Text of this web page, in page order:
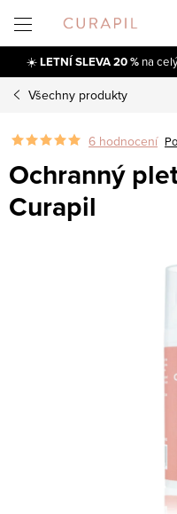
obsah
☀️LETNÍ SLEVA 20 % na
Všechny produkty
6 hodnocení
Ochranný
Curapil